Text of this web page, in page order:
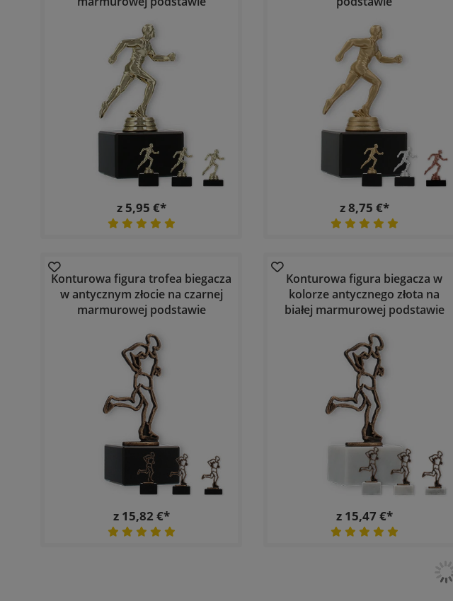
z 5,95 €* z 8,75 €*
Konturowa figura trofea biegacza
w antycznym złocie na czarnej
marmurowej podstawie
z 15,82 €*
Konturowa figura biegacza w
kolorze antycznego złota na
białej marmurowej podstawie
z 15,47 €*